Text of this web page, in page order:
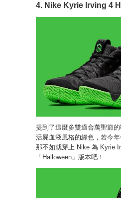
4. Nike Kyrie Irving 4
提到了這麼多雙適合萬聖節
活屍血液風格的綠色，若今
那不如就穿上 Nike 為 Kyrie
「Halloween」版本吧！